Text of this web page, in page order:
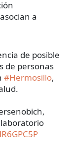
a
de posible
de personas
#Hermosillo,